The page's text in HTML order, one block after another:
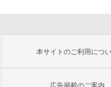
本サイトのご利用につ
広告掲載のご案内